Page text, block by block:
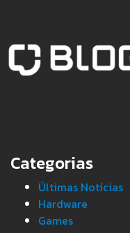
Categorias
Últimas Notícias
Hardware
Games